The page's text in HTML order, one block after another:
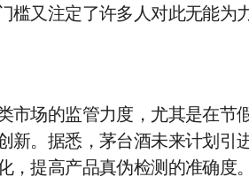
又注定了许多人对此无能为力
市场的监管力度，尤其是在节
新。据悉，茅台酒未来计划引
提高产品真伪检测的准确度。